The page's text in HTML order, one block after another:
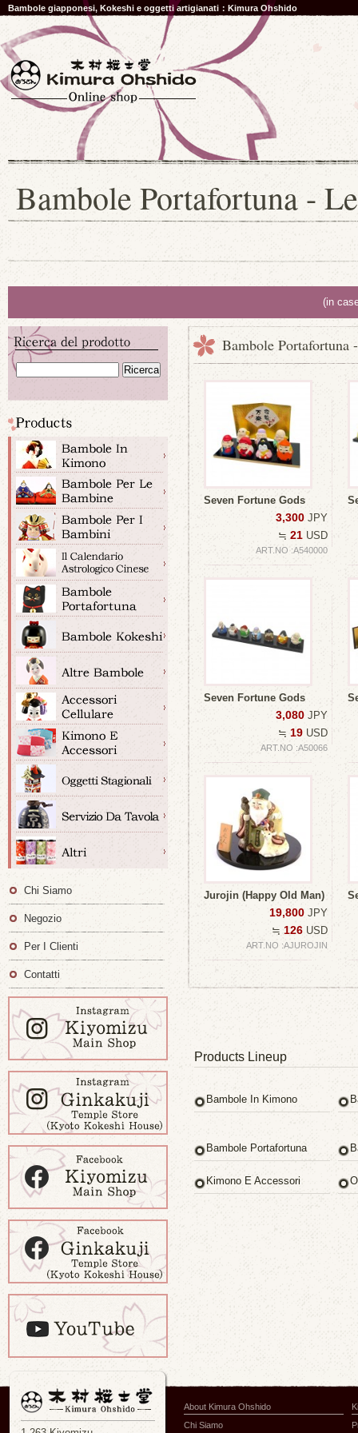
Bambole giapponesi, Kokeshi e oggetti artigianati：Kimura Ohshido
Bambole Portafortuna -
(in
Bambole
Seven Fortune Gods
3,300 JPY
≒ 21 USD
ART.NO :A540000
Seven Fortune Gods
3,080 JPY
≒ 19 USD
ART.NO :A50066
Jurojin (Happy Old Man)
19,800 JPY
≒ 126 USD
ART.NO :AJUROJIN
Products Lineup
Bambole In Kimono
Bambole Portafortuna
Kimono E Accessori
Chi Siamo
Negozio
Per I Clienti
Contatti
About Kimura Ohshido
Chi Siamo